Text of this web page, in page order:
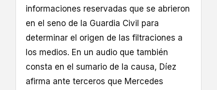
informaciones reservadas que se abrieron
en el seno de la Guardia Civil para
determinar el origen de las filtraciones a
los medios. En un audio que también
consta en el sumario de la causa, Díez
afirma ante terceros que Mercedes